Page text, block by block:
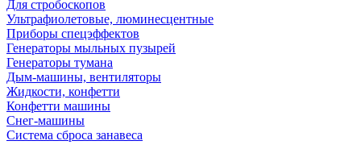
Для стробоскопов
Ультрафиолетовые, люминесцентные
Приборы спецэффектов
Генераторы мыльных пузырей
Генераторы тумана
Дым-машины, вентиляторы
Жидкости, конфетти
Конфетти машины
Снег-машины
Система сброса занавеса